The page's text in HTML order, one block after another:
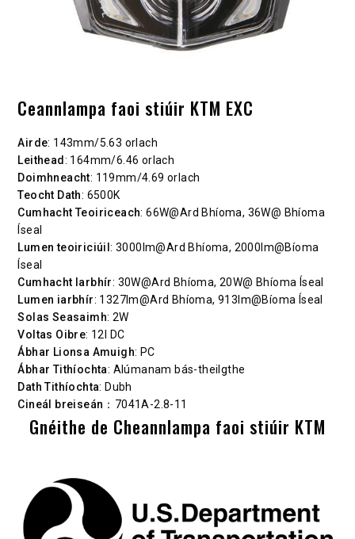
Ceannlampa faoi stiúir KTM EXC
Airde: 143mm/5.63 orlach
Leithead: 164mm/6.46 orlach
Doimhneacht: 119mm/4.69 orlach
Teocht Dath: 6500K
Cumhacht Teoiriceach: 66W@Ard Bhíoma, 36W@ Bhíoma
Íseal
Lumen teoiriciúil: 3000lm@Ard Bhíoma, 2000lm@Bíoma
Íseal
Cumhacht Iarbhír: 30W@Ard Bhíoma, 20W@ Bhíoma Íseal
Lumen iarbhír: 1327lm@Ard Bhíoma, 913lm@Bíoma Íseal
Solas Seasaimh: 2W
Voltas Oibre: 12I DC
Ábhar Lionsa Amuigh: PC
Ábhar Tithíochta: Alúmanam bás-theilgthe
Dath Tithíochta: Dubh
Cineál breiseán ：7041A-2.8-11
Gnéithe de Cheannlampa faoi stiúir KTM